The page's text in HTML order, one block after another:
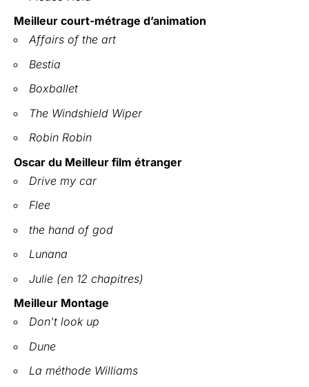
Meilleur court-métrage d’animation
Affairs of the art
Bestia
Boxballet
The Windshield Wiper
Robin Robin
Oscar du Meilleur film étranger
Drive my car
Flee
the hand of god
Lunana
Julie (en 12 chapitres)
Meilleur Montage
Don’t look up
Dune
La méthode Williams